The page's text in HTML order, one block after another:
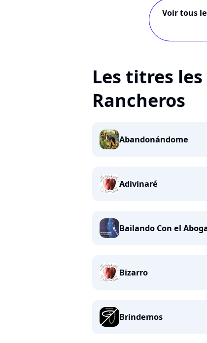
Voir tous
Les titres les
Rancheros
Abandonándome
Adivinaré
Bailando Con el
Bizarro
Brindemos